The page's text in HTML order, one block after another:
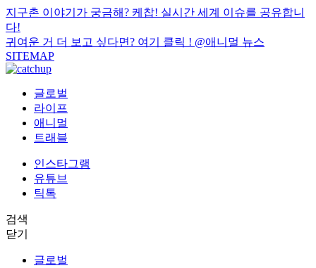
지구촌 이야기가 궁금해? 케찹! 실시간 세계 이슈를 공유합니
다!
귀여운 거 더 보고 싶다면? 여기 클릭 ! @애니멀 뉴스
SITEMAP
글로벌
라이프
애니멀
트래블
인스타그램
유튜브
틱톡
검색
닫기
글로벌